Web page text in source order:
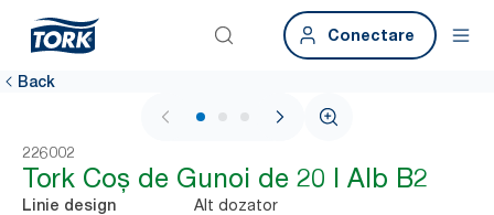
Conectare
Back
1 / 3
226002
Tork Coș de Gunoi de 20 l Alb B2
Linie design Alt dozator